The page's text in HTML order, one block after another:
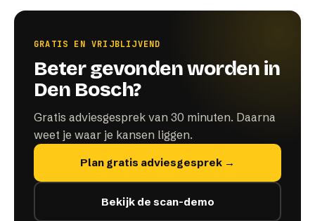
GRATIS EN VRIJBLIJVEND
Beter gevonden worden in
Den Bosch?
Gratis adviesgesprek van 30 minuten. Daarna
weet je waar je kansen liggen.
Plan gratis adviesgesprek →
Bekijk de scan-demo